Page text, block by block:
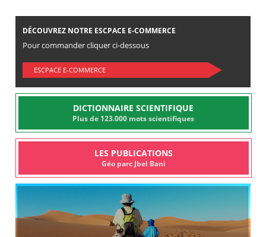
DÉCOUVREZ NOTRE ESCPACE E-COMMERCE
Pour commander cliquer ci-dessous
ESCPACE E-COMMERCE
DICTIONNAIRE SCIENTIFIQUE
Plus de 123.000 mots scientifiques
LES PUBLICATIONS
Géo parc Jbel Bani